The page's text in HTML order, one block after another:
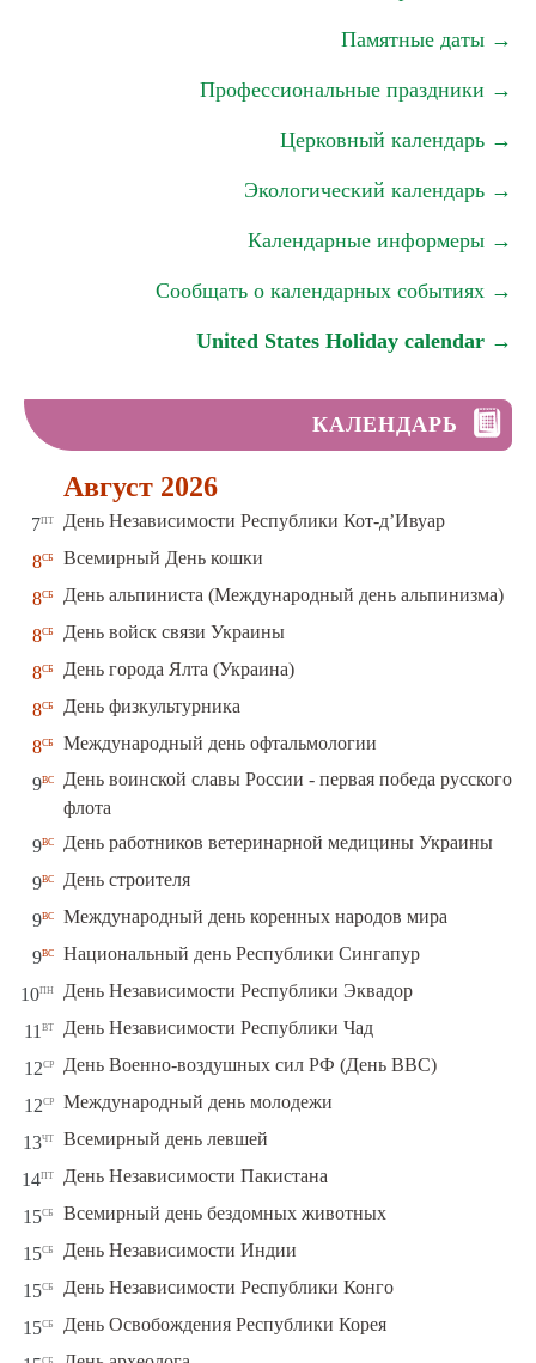
Памятные даты →
Профессиональные праздники →
Церковный календарь →
Экологический календарь →
Календарные информеры →
Сообщать о календарных событиях →
United States Holiday calendar →
КАЛЕНДАРЬ
Август 2026
7пт День Независимости Республики Кот-д’Ивуар
8сб Всемирный День кошки
8сб День альпиниста (Международный день альпинизма)
8сб День войск связи Украины
8сб День города Ялта (Украина)
8сб День физкультурника
8сб Международный день офтальмологии
9вс
День воинской славы России - первая победа русского
флота
9вс День работников ветеринарной медицины Украины
9вс День строителя
9вс Международный день коренных народов мира
9вс Национальный день Республики Сингапур
10пн День Независимости Республики Эквадор
11 вт День Независимости Республики Чад
12ср День Военно-воздушных сил РФ (День ВВС)
12ср Международный день молодежи
13чт Всемирный день левшей
14пт День Независимости Пакистана
15сб Всемирный день бездомных животных
15сб День Независимости Индии
15сб День Независимости Республики Конго
15сб День Освобождения Республики Корея
сб